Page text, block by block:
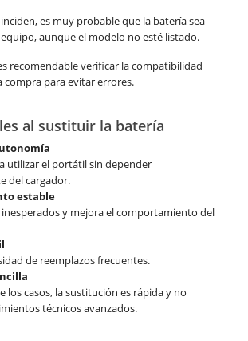
es muy probable que la batería sea
aunque el modelo no esté listado.
recomendable verificar la compatibilidad
compra para evitar errores.
al sustituir la batería
utilizar el portátil sin depender
del cargador.
estable
inesperados y mejora el comportamiento del
de reemplazos frecuentes.
los casos, la sustitución es rápida y no
técnicos avanzados.